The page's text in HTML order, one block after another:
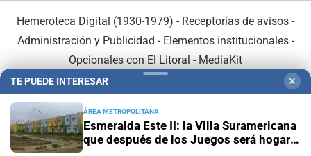
Hemeroteca Digital (1930-1979) - Receptorías de avisos -
Administración y Publicidad - Elementos institucionales-
Opcionales con El Litoral - MediaKit
TE PUEDE INTERESAR ✕
ÁREA METROPOLITANA
Esmeralda Este II: la Villa Suramericana
que después de los Juegos será hogar